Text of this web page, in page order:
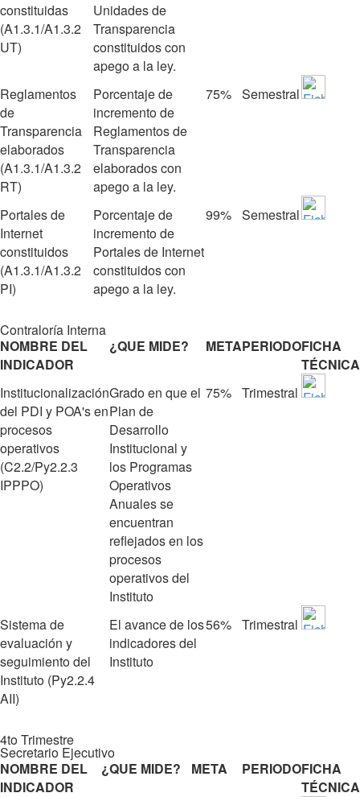
constituidas
(A1.3.1/A1.3.2
UT)
Unidades de
Transparencia
constituidos con
apego a la ley.
Reglamentos
de
Transparencia
elaborados
(A1.3.1/A1.3.2
RT)
Porcentaje de
incremento de
Reglamentos de
Transparencia
elaborados con
apego a la ley.
75% Semestral
Portales de
Internet
constituidos
(A1.3.1/A1.3.2
PI)
Porcentaje de
incremento de
Portales de Internet
constituidos con
apego a la ley.
99% Semestral
Contraloría Interna
NOMBRE DEL
INDICADOR
¿QUE MIDE? METAPERIODOFICHA
TÉCNICA
Institucionalización
del PDI y POA's en
procesos
operativos
(C2.2/Py2.2.3
IPPPO)
Grado en que el
Plan de
Desarrollo
Institucional y
los Programas
Operativos
Anuales se
encuentran
reflejados en los
procesos
operativos del
Instituto
75% Trimestral
Sistema de
evaluación y
seguimiento del
Instituto (Py2.2.4
AII)
El avance de los
indicadores del
Instituto
56% Trimestral
4to Trimestre
Secretario Ejecutivo
NOMBRE DEL
INDICADOR
¿QUE MIDE? META PERIODOFICHA
TÉCNICA